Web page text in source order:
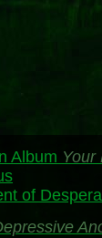
Album Your
of